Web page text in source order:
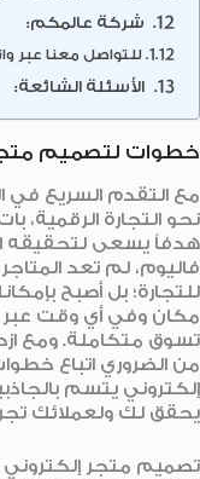
شركة عالمكم:
للتواصل معنا عبر
الأسئلة الشائعة:
خطوات لتصميم
مع التقدم السريع في
نحو التجارة الرقمية،
هدفاً يسعى لتحقيقه
فاليوم، لم تعد
للتجارة؛ بل أصبح
مكان وفي أي وقت عبر
تسوق متكاملة. ومع
من الضروري اتباع
إلكتروني يتسم
يحقق لك ولعملائك
تصميم متجر